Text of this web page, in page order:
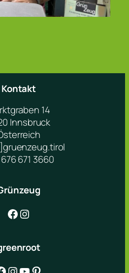
Kontakt
14
Innsbruck
671 3660
Facebook Instagram